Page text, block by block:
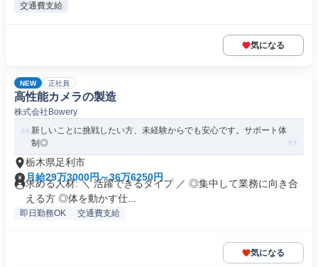
交通費支給
気になる
NEW 正社員
高性能カメラの製造
株式会社Bowery
新しいことに挑戦したい方、未経験からでも安心です。サポート体
制◎
栃木県足利市
月給29万3000円～36万6250円
求める人材: ＼ 活躍できるタイプ ／ ◎集中して業務に向き合
える方 ◎体を動かす仕...
即日勤務OK 交通費支給
気になる